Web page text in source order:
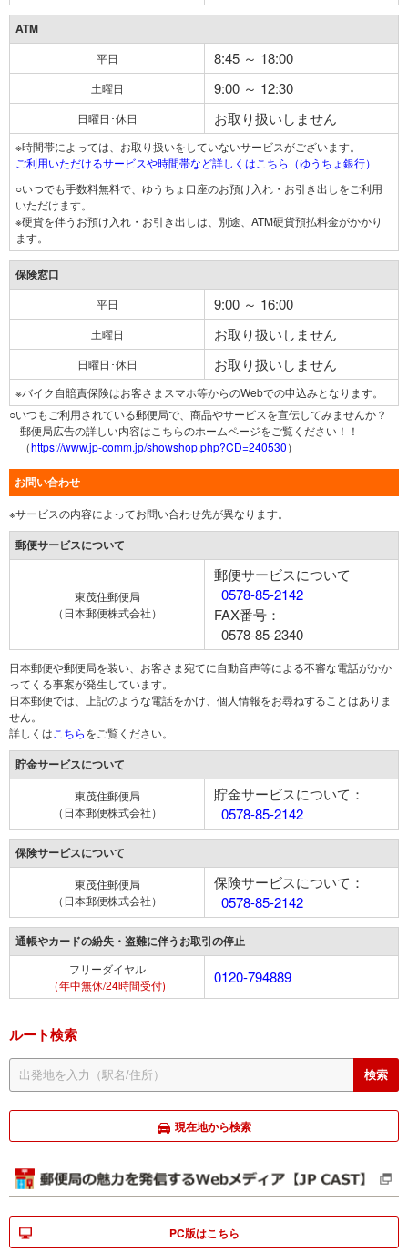
ATM
平日 8:45 ～ 18:00
土曜日 9:00 ～ 12:30
日曜日･休日 お取り扱いしません
※時間帯によっては、お取り扱いをしていないサービスがございます。
ご利用いただけるサービスや時間帯など詳しくはこちら（ゆうちょ銀行）
○いつでも手数料無料で、ゆうちょ口座のお預け入れ・お引き出しをご利用
いただけます。
※硬貨を伴うお預け入れ・お引き出しは、別途、ATM硬貨預払料金がかかり
ます。
保険窓口
平日 9:00 ～ 16:00
土曜日 お取り扱いしません
日曜日･休日 お取り扱いしません
※バイク自賠責保険はお客さまスマホ等からのWebでの申込みとなります。
○いつもご利用されている郵便局で、商品やサービスを宣伝してみませんか？
郵便局広告の詳しい内容はこちらのホームページをご覧ください！！
（https://www.jp-comm.jp/showshop.php?CD=240530）
お問い合わせ
※サービスの内容によってお問い合わせ先が異なります。
郵便サービスについて
東茂住郵便局
（日本郵便株式会社）
郵便サービスについて
0578-85-2142
FAX番号：
0578-85-2340
日本郵便や郵便局を装い、お客さま宛てに自動音声等による不審な電話がかか
ってくる事案が発生しています。
日本郵便では、上記のような電話をかけ、個人情報をお尋ねすることはありま
せん。
詳しくは こちらをご覧ください。
貯金サービスについて
東茂住郵便局
（日本郵便株式会社）
貯金サービスについて：
0578-85-2142
保険サービスについて
東茂住郵便局
（日本郵便株式会社）
保険サービスについて：
0578-85-2142
通帳やカードの紛失・盗難に伴うお取引の停止
フリーダイヤル
（年中無休/24時間受付)
0120-794889
ルート検索
現在地から検索
PC版はこちら